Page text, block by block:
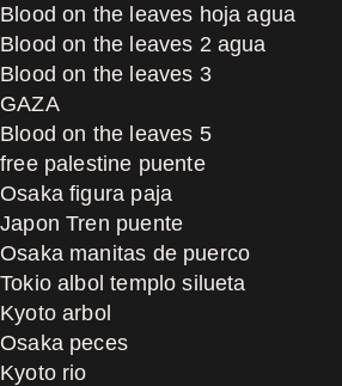
Blood on the leaves hoja agua
Blood on the leaves 2 agua
Blood on the leaves 3
GAZA
Blood on the leaves 5
free palestine puente
Osaka figura paja
Japon Tren puente
Osaka manitas de puerco
Tokio albol templo silueta
Kyoto arbol
Osaka peces
Kyoto rio